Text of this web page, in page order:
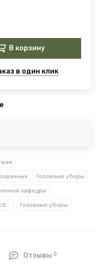
В корзину
в один клик
Головные уборы
кафедры
Кепки военные и бейсболки Головные уборы
Отзывы 0